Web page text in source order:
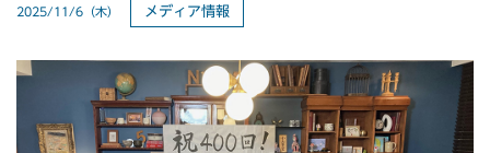
2025/11/6（木） メディア情報